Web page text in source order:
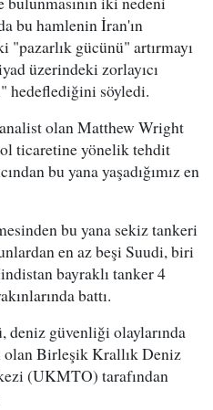
bu hamlenin İran'ın
"pazarlık gücünü" artırmayı
üzerindeki zorlayıcı
hedeflediğini söyledi.
olan Matthew Wright
ticaretine yönelik tehdit
bu yana yaşadığımız en
bu yana sekiz tankeri
en az beşi Suudi, biri
bayraklı tanker 4
battı.
deniz güvenliği olaylarında
olan Birleşik Krallık Deniz
(UKMTO) tarafından